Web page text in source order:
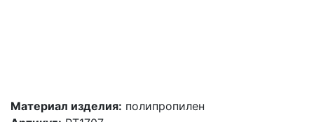
Материал изделия: полипропилен